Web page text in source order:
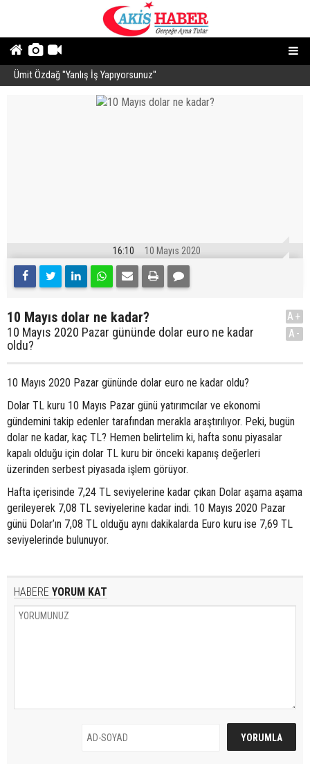
Ümit Özdağ ''Yanlış İş Yapıyorsunuz''
16:10 10 Mayıs 2020
10 Mayıs dolar ne kadar?
10 Mayıs 2020 Pazar gününde dolar euro ne kadar
oldu?
A+
A-
10 Mayıs 2020 Pazar gününde dolar euro ne kadar oldu?
Dolar TL kuru 10 Mayıs Pazar günü yatırımcılar ve ekonomi
gündemini takip edenler tarafından merakla araştırılıyor. Peki, bugün
dolar ne kadar, kaç TL? Hemen belirtelim ki, hafta sonu piyasalar
kapalı olduğu için dolar TL kuru bir önceki kapanış değerleri
üzerinden serbest piyasada işlem görüyor.
Hafta içerisinde 7,24 TL seviyelerine kadar çıkan Dolar aşama aşama
gerileyerek 7,08 TL seviyelerine kadar indi. 10 Mayıs 2020 Pazar
günü Dolar’ın 7,08 TL olduğu aynı dakikalarda Euro kuru ise 7,69 TL
seviyelerinde bulunuyor.
HABERE YORUM KAT